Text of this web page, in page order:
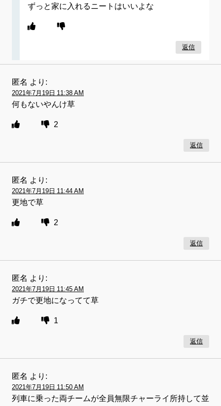
ずっと家に入れるニートはいいよな
返信
匿名 より:
2021年7月19日 11:38 AM
何もないやんけ草
2
返信
匿名 より:
2021年7月19日 11:44 AM
更地で草
2
返信
匿名 より:
2021年7月19日 11:45 AM
ガチで更地になってて草
1
返信
匿名 より:
2021年7月19日 11:50 AM
列車に乗った両チームが全員無限チャーライ所持して並